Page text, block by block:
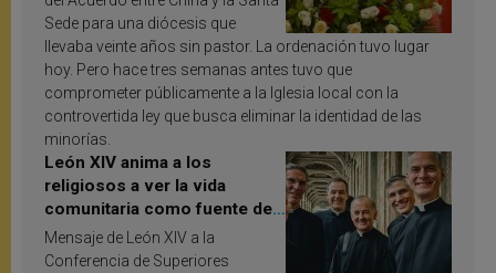
Sede para una diócesis que
llevaba veinte años sin pastor. La ordenación tuvo lugar
hoy. Pero hace tres semanas antes tuvo que
comprometer públicamente a la Iglesia local con la
controvertida ley que busca eliminar la identidad de las
minorías.
León XIV anima a los
religiosos a ver la vida
comunitaria como fuente de
inspiración y santificación
Mensaje de León XIV a la
Conferencia de Superiores